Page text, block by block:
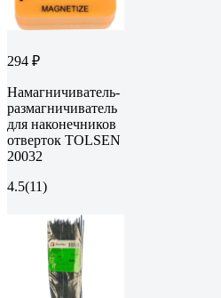
294 ₽
Намагничиватель-
размагничиватель
для наконечников
отверток TOLSEN
20032
4.5(11)